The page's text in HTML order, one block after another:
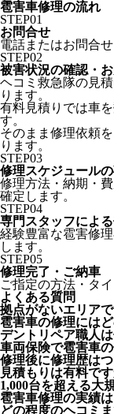
雹害車修理の流れ
STEP01
お問合せ
電話またはお問合
STEP02
被害状況の確認・
ヘコミ救急隊の見
ります。
有料見積りでは車
す。
そのまま修理依頼
ります。
STEP03
修理スケジュール
修理方法・納期・
確定します。
STEP04
専門スタッフによ
経験豊富な雹害修
します。
STEP05
修理完了・ご納車
ご指定の方法・タ
よくある質問
拠点がないエリア
雹害車の修理には
デントリペア職人
車両保険で雹害車
修理後に修理歴は
見積もりは有料で
1,000台を超える大
雹害車修理の実績
どの程度のヘコミ